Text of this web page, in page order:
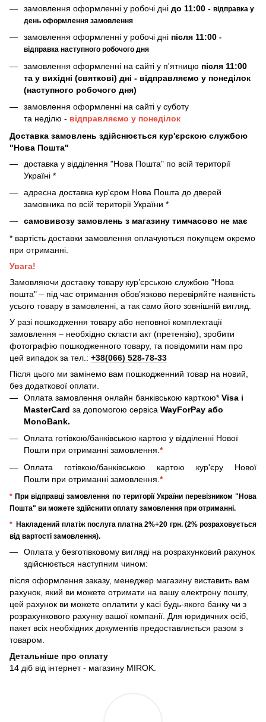
замовлення оформленні у робочі дні до 11:00 - відправка у
день оформлення замовлення
замовлення оформленні у робочі дні після 11:00 -
відправка наступного робочого дня
замовлення оформленні на сайті у п'ятницю після 11:00
та у вихідні (святкові) дні - відправляємо у понеділок
(наступного робочого дня)
замовлення оформленні на сайті у суботу
та неділю - відправляємо у понеділок
Доставка замовлень здійснюється кур'єрскою службою
"Нова Пошта"
доставка у відділення "Нова Пошта" по всій території
Україні *
адресна доставка кур'єром Нова Пошта до дверей
замовника по всій території України *
самовивозу замовлень з магазину тимчасово не має
* вартість доставки замовлення оплачуються покупцем окремо
при отриманні.
Увага!
Замовляючи доставку товару кур’єрською службою "Нова
пошта" – під час отримання обов’язково перевіряйте наявність
усього товару в замовленні, а так само його зовнішній вигляд.
У разі пошкодження товару або неповної комплектації
замовлення – необхідно скласти акт (претензію), зробити
фотографію пошкодженного товару, та повідомити нам про
цей випадок за тел.: +38(066) 528-78-33
Після цього ми замінемо вам пошкодженний товар на новий,
без додаткової оплати.
Оплата замовлення онлайн банківською карткою* Visa і
MasterCard за допомогою сервіса WayForPay або
MonoBank.
Оплата готівкою/банківською картою у відділенні Нової
Пошти при отриманні замовлення. *
Оплата готівкою/банківською картою кур'єру Нової
Пошти при отриманні замовлення. *
* При відправці замовлення по території України перевізником "Нова
Пошта" ви можете здійснити оплату замовлення при отриманні.
* Накладений платіж послуга платна 2%+20 грн. (2% розраховується
від вартості замовлення).
Оплата у безготівковому вигляді на розрахунковий рахунок
здійснюється наступним чином:
після оформлення заказу, менеджер магазину виставить вам
рахунок, який ви можете отримати на вашу електрону пошту,
цей рахунок ви можете оплатити у касі будь-якого банку чи з
розрахункового рахунку вашої компанії. Для юридичних осіб,
пакет всіх необхідних документів предоставляється разом з
товаром.
Детальніше про оплату
14 діб від інтернет - магазину MIROK.